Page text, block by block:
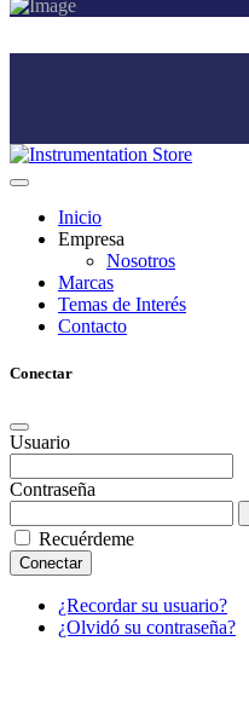
Inicio
Empresa
Nosotros
Marcas
Temas de Interés
Contacto
Conectar
Usuario
Contraseña
Recuérdeme
Conectar
¿Recordar su usuario?
¿Olvidó su contraseña?